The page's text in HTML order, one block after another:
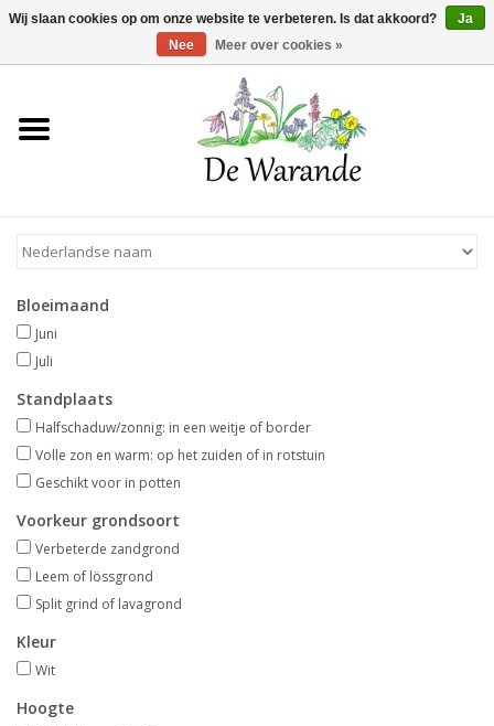
Winkelwagen >0 Artikelen - €0,00
Home
Voorjaarsbloeiers
Zomerbloeiers
Herfstbloeiers
Schaduwplanten
Aanbiedingen
Bodemverbetering
Overige producten
Bloeimaand
Juni
Juli
Standplaats
Halfschaduw/zonnig: in een weitje of border
Volle zon en warm: op het zuiden of in rotstuin
Geschikt voor in potten
Voorkeur grondsoort
Verbeterde zandgrond
Leem of lössgrond
Split grind of lavagrond
Kleur
Wit
Hoogte
Wij slaan cookies op om onze website te verbeteren. Is dat akkoord?
Ja
Nee
Meer over cookies »